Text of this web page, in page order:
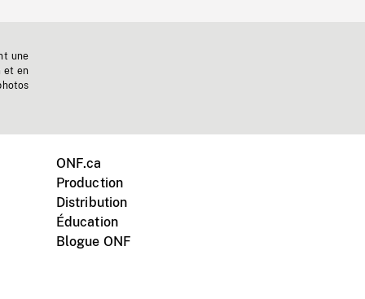
une
et en
ONF.ca
Production
Distribution
Éducation
Blogue ONF